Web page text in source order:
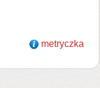
metryczka